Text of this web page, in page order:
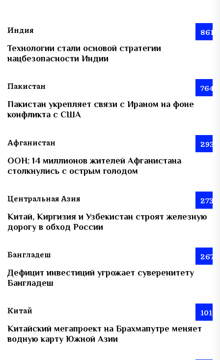
Индия 861
Технологии стали основой стратегии
нацбезопасности Индии
Пакистан 764
Пакистан укрепляет связи с Ираном на фоне
конфликта с США
Афганистан 293
ООН: 14 миллионов жителей Афганистана
столкнулись с острым голодом
Центральная Азия 273
Китай, Киргизия и Узбекистан строят железную
дорогу в обход России
Бангладеш 267
Дефицит инвестиций угрожает суверенитету
Бангладеш
Китай 101
Китайский мегапроект на Брахмапутре меняет
водную карту Южной Азии